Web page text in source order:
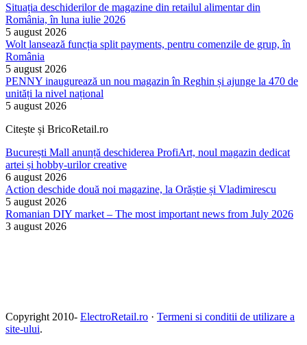
Situația deschiderilor de magazine din retailul alimentar din
România, în luna iulie 2026
5 august 2026
Wolt lansează funcția split payments, pentru comenzile de grup, în
România
5 august 2026
PENNY inaugurează un nou magazin în Reghin și ajunge la 470 de
unități la nivel național
5 august 2026
Citește și BricoRetail.ro
București Mall anunță deschiderea ProfiArt, noul magazin dedicat
artei și hobby-urilor creative
6 august 2026
Action deschide două noi magazine, la Orăștie și Vladimirescu
5 august 2026
Romanian DIY market – The most important news from July 2026
3 august 2026
Copyright 2010- ElectroRetail.ro · Termeni si conditii de utilizare a
site-ului.